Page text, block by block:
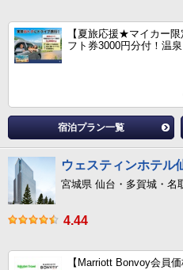
【夏旅応援★マイカー
フト券3000円分付！温
宿泊プラン一覧
ウェスティンホテル
宮城県 仙台・多賀城・名
4.44
【Marriott Bonvoy会員